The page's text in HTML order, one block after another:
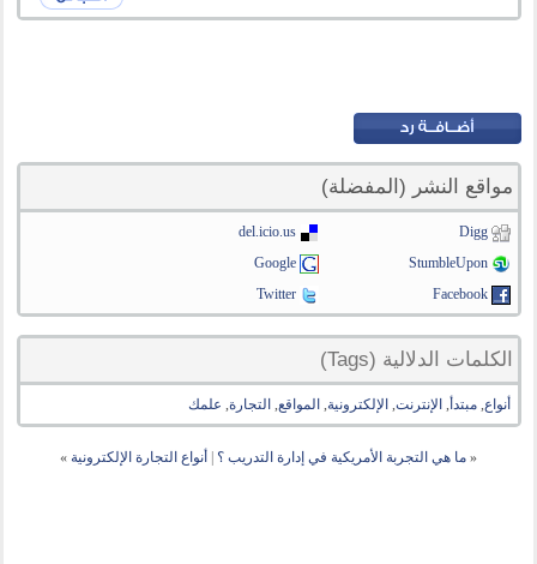
مواقع النشر (المفضلة)
Digg
del.icio.us
StumbleUpon
Google
Facebook
Twitter
الكلمات الدلالية (Tags)
أنواع,مبتدأ , الإنترنت, الإلكترونية, المواقع, التجارة, علمك
« ما هي التجربة الأمريكية في إدارة التدريب ؟ أنواع التجارة الإلكترونية »